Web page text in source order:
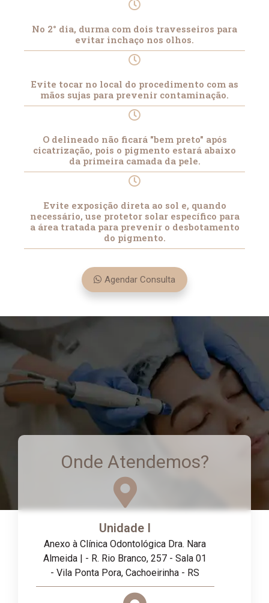
No 2° dia, durma com dois travesseiros para
evitar inchaço nos olhos.
Evite tocar no local do procedimento com as
mãos sujas para prevenir contaminação.
O delineado não ficará "bem preto" após
cicatrização, pois o pigmento estará abaixo
da primeira camada da pele.
Evite exposição direta ao sol e, quando
necessário, use protetor solar específico para
a área tratada para prevenir o desbotamento
do pigmento.
Agendar Consulta
Onde Atendemos?
Unidade I
Anexo à Clínica Odontológica Dra. Nara
Almeida | - R. Rio Branco, 257 - Sala 01
- Vila Ponta Pora, Cachoeirinha - RS